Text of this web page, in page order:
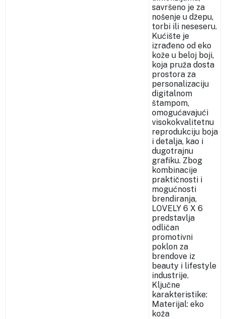
savršeno je za
nošenje u džepu,
torbi ili neseseru.
Kućište je
izrađeno od eko
kože u beloj boji,
koja pruža dosta
prostora za
personalizaciju
digitalnom
štampom,
omogućavajući
visokokvalitetnu
reprodukciju boja
i detalja, kao i
dugotrajnu
grafiku. Zbog
kombinacije
praktičnosti i
mogućnosti
brendiranja,
LOVELY 6 X 6
predstavlja
odličan
promotivni
poklon za
brendove iz
beauty i lifestyle
industrije.
Ključne
karakteristike:
Materijal: eko
koža